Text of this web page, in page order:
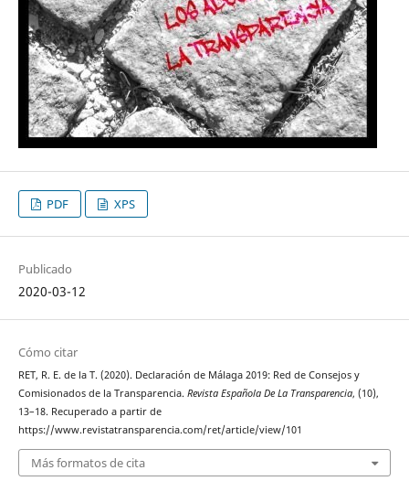
PDF XPS
Publicado
2020-03-12
Cómo citar
RET, R. E. de la T. (2020). Declaración de Málaga 2019: Red de Consejos y
Comisionados de la Transparencia. Revista Española De La Transparencia, (10),
13–18. Recuperado a partir de
https://www.revistatransparencia.com/ret/article/view/101
Más formatos de cita